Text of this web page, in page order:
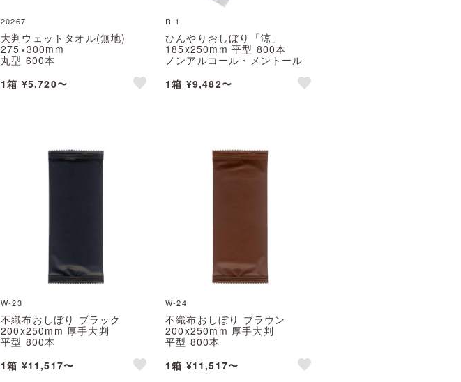
20267
大判ウェットタオル(無地)
275×300mm
丸型 600本
※北海道・沖縄・離島 送料別途
※個人宅配送不可 (尚美堂/フジ
1箱 ¥5,720〜
R-1
ひんやりおしぼり「涼」
185x250mm 平型 800本
ノンアルコール・メントール
※北海道・沖縄・離島 送料別途
1箱 ¥9,482〜
W-23
不織布おしぼり ブラック
200x250mm 厚手大判
平型 800本
1箱 ¥11,517〜
W-24
不織布おしぼり ブラウン
200x250mm 厚手大判
平型 800本
1箱 ¥11,517〜